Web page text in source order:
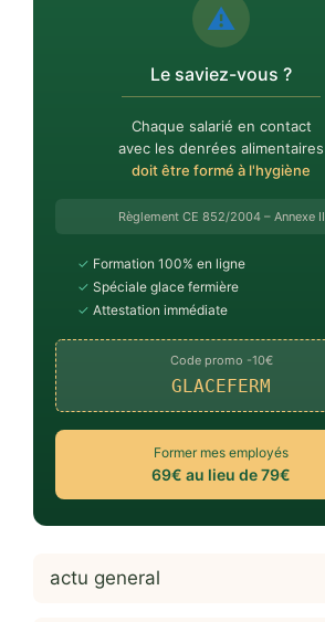
⚠️
Le saviez-vous ?
Chaque salarié en contact
avec les denrées alimentaires
doit être formé à l'hygiène
Règlement CE 852/2004 – Annexe II
✓ Formation 100% en ligne
✓ Spéciale glace fermière
✓ Attestation immédiate
Code promo -10€
GLACEFERM
Former mes employés
69€ au lieu de 79€
actu general